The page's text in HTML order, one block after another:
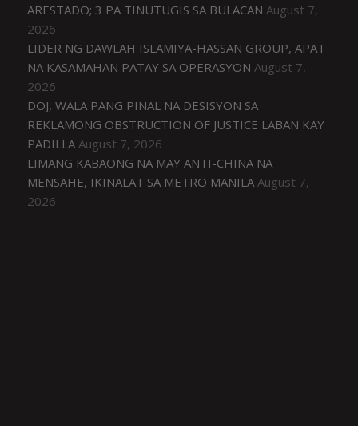
ARESTADO; 3 PA TINUTUGIS SA BULACAN August 7,
2026
LIDER NG DAWLAH ISLAMIYA-HASSAN GROUP, APAT
NA KASAMAHAN PATAY SA OPERASYON August 7,
2026
DOJ, WALA PANG PINAL NA DESISYON SA
REKLAMONG OBSTRUCTION OF JUSTICE LABAN KAY
PADILLA August 7, 2026
LIMANG KABAONG NA MAY ANTI-CHINA NA
MENSAHE, IKINALAT SA METRO MANILA August 7,
2026